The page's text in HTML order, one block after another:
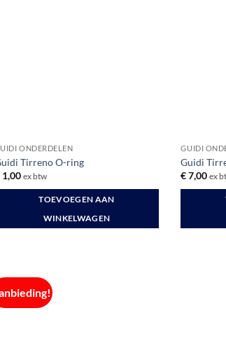
ONDERDELEN
Tirreno O-ring
1,00 ex btw
TOEVOEGEN AAN
WINKELWAGEN
GUIDI
Guidi
€7,00 ex